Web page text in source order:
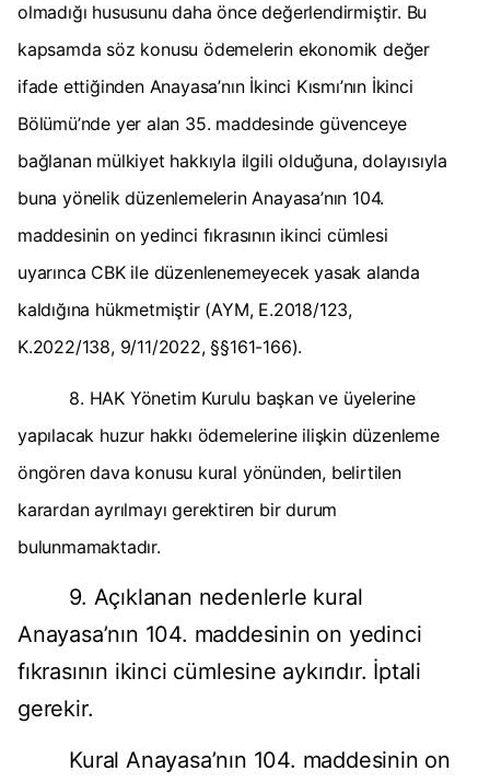
olmadığı hususunu daha önce değerlendirmiştir. Bu
kapsamda söz konusu ödemelerin ekonomik değer
ifade ettiğinden Anayasa’nın İkinci Kısmı’nın İkinci
Bölümü’nde yer alan 35. maddesinde güvenceye
bağlanan mülkiyet hakkıyla ilgili olduğuna, dolayısıyla
buna yönelik düzenlemelerinAnayasa’nın 104.
maddesinin on yedinci fıkrasının ikinci cümlesi
uyarınca CBK ile düzenlenemeyecek yasak alanda
kaldığına hükmetmiştir (AYM, E.2018/123,
K.2022/138, 9/11/2022, §§161-166).
8. HAK Yönetim Kurulu başkan ve üyelerine
yapılacak huzur hakkı ödemelerine ilişkin düzenleme
öngören dava konusu kural yönünden, belirtilen
karardan ayrılmayı gerektiren bir durum
bulunmamaktadır.
9. Açıklanan nedenlerle kural
Anayasa’nın 104. maddesinin on yedinci
fıkrasının ikinci cümlesine aykırıdır. İptali
gerekir.
Kural Anayasa’nın 104. maddesinin on